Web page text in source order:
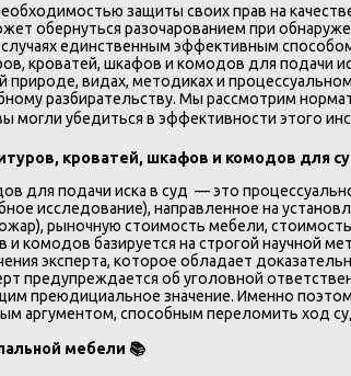
защиты своих прав на
обернуться разочарованием при
единственным эффективным
кроватей, шкафов и комодов для подачи
видах, методиках и
разбирательству. Мы рассмотрим
могли убедиться в эффективности этого
кроватей, шкафов и комодов для
для подачи иска в суд — это
исследование), направленное на
рыночную стоимость мебели,
и комодов базируется на строгой научной
эксперта, которое обладает
предупреждается об уголовной
преюдициальное значение. Именно
аргументом, способным переломить ход
мебели 📚